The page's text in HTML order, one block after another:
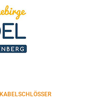
KABELSCHLÖSSER